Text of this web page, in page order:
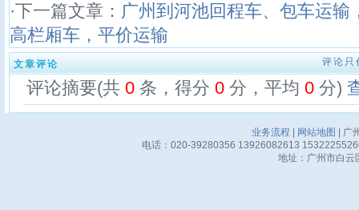
·下一篇文章： 广州到河池回程车、包车运输
高栏厢车，平价运输
文章评论 评论只
评论摘要(共 0 条，得分 0 分，平均 0 分)
业务流程 网站地图
| 广
电话：020-39280356 13926082613
地址：广州市白云